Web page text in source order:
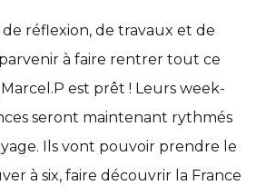
de réflexion, de travaux et de
à faire rentrer tout ce
est prêt ! Leurs week-
seront maintenant rythmés
Ils vont pouvoir prendre le
à six, faire découvrir la France